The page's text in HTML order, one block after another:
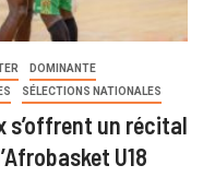
DOMINANTE
SÉLECTIONS NATIONALES
s’offrent un récital
U18